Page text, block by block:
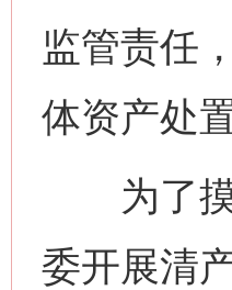
监管责任
体资产处
为了摸
委开展清